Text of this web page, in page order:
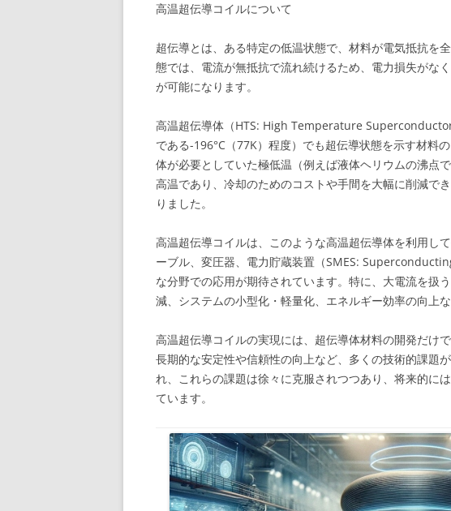
高温超伝導コイルについて
超伝導とは、ある特定の低温状態で、材料が電気抵抗を
態では、電流が無抵抗で流れ続けるため、電力損失がな
が可能になります。
高温超伝導体（HTS: High Temperature
である-196°C（77K）程度）でも超伝導状態を示す材料
体が必要としていた極低温（例えば液体ヘリウムの沸点
高温であり、冷却のためのコストや手間を大幅に削減で
りました。
高温超伝導コイルは、このような高温超伝導体を利用し
ーブル、変圧器、電力貯蔵装置（SMES:
な分野での応用が期待されています。特に、大電流を扱
減、システムの小型化・軽量化、エネルギー効率の向上な
高温超伝導コイルの実現には、超伝導体材料の開発だけ
長期的な安定性や信頼性の向上など、多くの技術的課題
れ、これらの課題は徐々に克服されつつあり、将来的に
ています。